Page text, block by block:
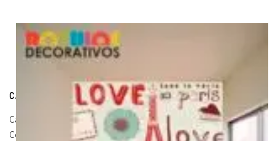
CATEGORÍAS DE PRODUCTOS
Carteles Para Puertas
(3)
Cocina